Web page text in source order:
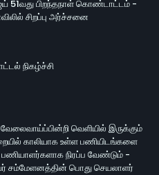
51வது பிறந்தநாள் கொண்டாட்டம் -
சிறப்பு அர்ச்சனை
நிகழ்ச்சி
வெளியில் இருக்கும்
காலியாக உள்ள பணியிடங்களை
பணியாளர்களாக நிரப்ப வேண்டும் -
சம்மேளனத்தின் பொது செயலாளர்